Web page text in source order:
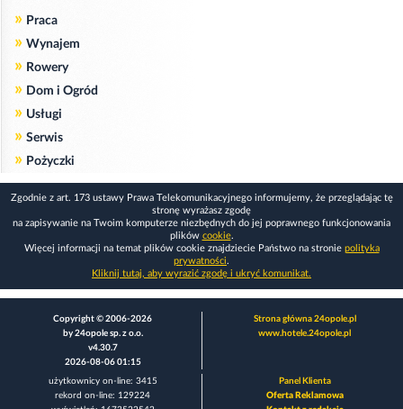
» Praca
» Wynajem
» Rowery
» Dom i Ogród
» Usługi
» Serwis
» Pożyczki
Zgodnie z art. 173 ustawy Prawa Telekomunikacyjnego informujemy, że przeglądając tę
stronę wyrażasz zgodę
na zapisywanie na Twoim komputerze niezbędnych do jej poprawnego funkcjonowania
plików cookie.
Więcej informacji na temat plików cookie znajdziecie Państwo na stronie polityka
prywatności.
Kliknij tutaj, aby wyrazić zgodę i ukryć komunikat.
Copyright © 2006-2026
by 24opole sp. z o.o.
v4.30.7
2026-08-06 01:15
Strona główna 24opole.pl
www.hotele.24opole.pl
użytkownicy on-line: 3415
rekord on-line: 129224
Panel Klienta
Oferta Reklamowa